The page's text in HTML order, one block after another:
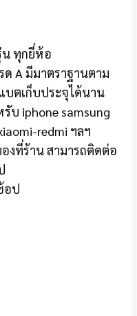
น ทุกยี่ห้อ
A มีมาตราฐานตาม
ตเก็บประจุได้นาน
บ iphone samsung
redmi ฯลฯ
งที่ร้าน สามารถติดต่อ
อป